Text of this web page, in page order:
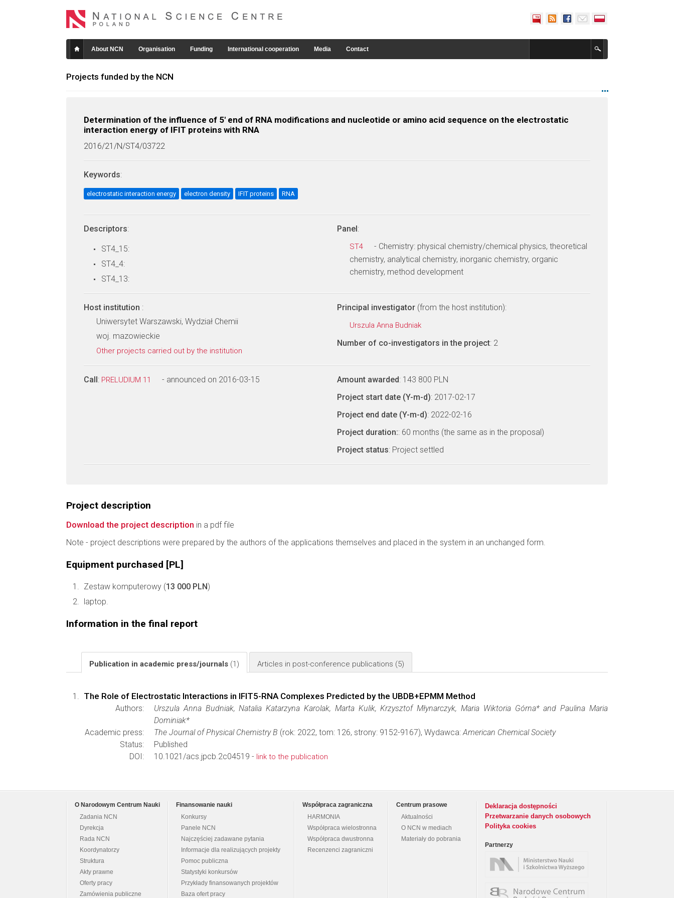
About NCN Organisation Funding International cooperation Media Contact
Projects funded by the NCN
Determination of the influence of 5' end of RNA modifications and nucleotide or amino acid sequence on the electrostatic
interaction energy of IFIT proteins with RNA
2016/21/N/ST4/03722
Keywords:
electrostatic interaction energy electron density IFIT proteins RNA
Descriptors:
ST4_15:
ST4_4:
ST4_13:
Panel:
ST4
- Chemistry: physical chemistry/chemical physics, theoretical
chemistry, analytical chemistry, inorganic chemistry, organic
chemistry, method development
Host institution :
Uniwersytet Warszawski, Wydział Chemii
woj. mazowieckie
Other projects carried out by the institution
Principal investigator (from the host institution):
Urszula Anna Budniak
Number of co-investigators in the project: 2
Call: PRELUDIUM 11 - announced on 2016-03-15 Amount awarded: 143 800 PLN
Project start date (Y-m-d): 2017-02-17
Project end date (Y-m-d): 2022-02-16
Project duration:: 60 months (the same as in the proposal)
Project status: Project settled
Project description
Download the project description in a pdf file
Note - project descriptions were prepared by the authors of the applications themselves and placed in the system in an unchanged form.
Equipment purchased [PL]
Zestaw komputerowy (13 000 PLN)
laptop.
Information in the final report
Publication in academic press/journals (1) Articles in post-conference publications (5)
The Role of Electrostatic Interactions in IFIT5-RNA Complexes Predicted by the UBDB+EPMM Method
Authors:
Urszula Anna Budniak, Natalia Katarzyna Karolak, Marta Kulik, Krzysztof Młynarczyk, Maria Wiktoria Górna* and Paulina Maria
Dominiak*
Academic press:
The Journal of Physical Chemistry B (rok: 2022, tom: 126, strony: 9152-9167), Wydawca:American Chemical Society
Status:
Published
DOI:
10.1021/acs.jpcb.2c04519 - link to the publication
O Narodowym Centrum Nauki
Zadania NCN
Dyrekcja
Rada NCN
Koordynatorzy
Struktura
Akty prawne
Oferty pracy
Zamówienia publiczne
Finansowanie nauki
Konkursy
Panele NCN
Najczęściej zadawane pytania
Informacje dla realizujących projekty
Pomoc publiczna
Statystyki konkursów
Przykłady finansowanych projektów
Baza ofert pracy
Współpraca zagraniczna
HARMONIA
Współpraca wielostronna
Współpraca dwustronna
Recenzenci zagraniczni
Centrum prasowe
Aktualności
O NCN w mediach
Materiały do pobrania
Deklaracja dostępności
Przetwarzanie danych osobowych
Polityka cookies
Partnerzy